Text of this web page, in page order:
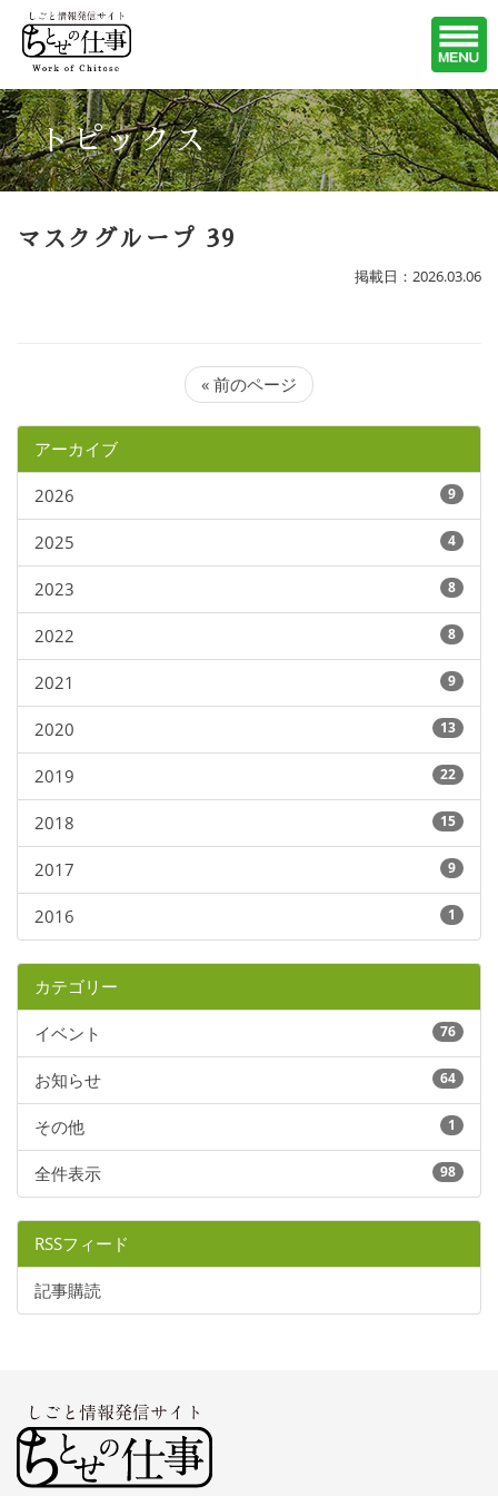
トピックス
マスクグループ 39
掲載日：2026.03.06
« 前のページ
アーカイブ
2026 9
2025 4
2023 8
2022 8
2021 9
2020 13
2019 22
2018 15
2017 9
2016 1
カテゴリー
イベント 76
お知らせ 64
その他 1
全件表示 98
RSSフィード
記事購読